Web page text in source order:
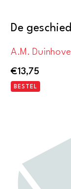
De
A.M.
€13,75
BESTEL